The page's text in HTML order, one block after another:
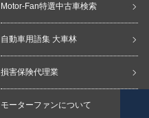
Motor-Fan特選中古車検索
自動車用語集 大車林
損害保険代理業
モーターファンについて